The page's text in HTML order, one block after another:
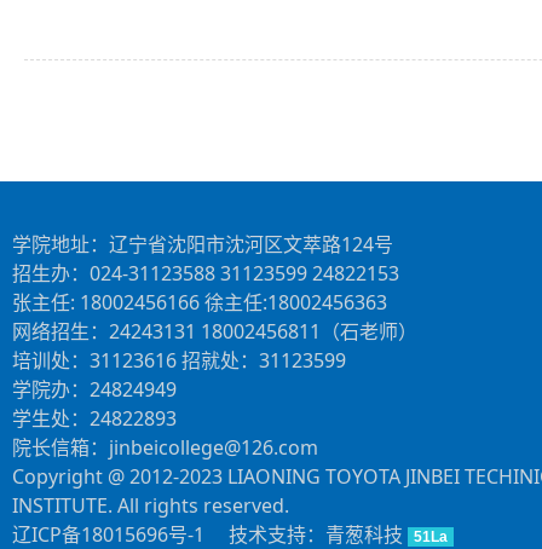
学院地址：辽宁省沈阳市沈河区文萃路124号
招生办：024-31123588 31123599 24822153
张主任: 18002456166 徐主任:18002456363
网络招生：24243131 18002456811（石老师）
培训处：31123616 招就处：31123599
学院办：24824949
学生处：24822893
院长信箱：jinbeicollege@126.com
Copyright @ 2012-2023 LIAONING TOYOTA JINBEI
INSTITUTE. All rights reserved.
辽ICP备18015696号-1
技术支持：青葱科技 51La